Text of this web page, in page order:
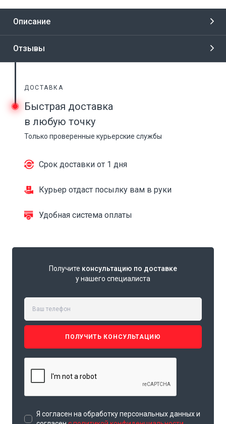
Описание
Отзывы
ДОСТАВКА
Быстрая доставка
в любую точку
Только проверенные курьерские службы
Срок доставки от 1 дня
Курьер отдаст посылку вам в руки
Удобная система оплаты
Получите консультацию по доставке
у нашего специалиста
ПОЛУЧИТЬ КОНСУЛЬТАЦИЮ
Я согласен на обработку персональных данных и